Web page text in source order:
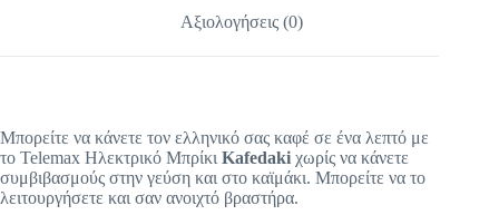
Αξιολογήσεις (0)
Μπορείτε να κάνετε τον ελληνικό σας καφέ σε ένα λεπτό με
το Telemax Ηλεκτρικό Μπρίκι Kafedaki χωρίς να κάνετε
συμβιβασμούς στην γεύση και στο καϊμάκι. Μπορείτε να το
λειτουργήσετε και σαν ανοιχτό βραστήρα.